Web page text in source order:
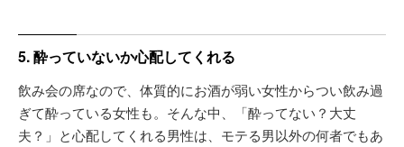
5. 酔っていないか心配してくれる
飲み会の席なので、体質的にお酒が弱い女性からつい飲み過
ぎて酔っている女性も。そんな中、「酔ってない？大丈
夫？」と心配してくれる男性は、モテる男以外の何者でもあ